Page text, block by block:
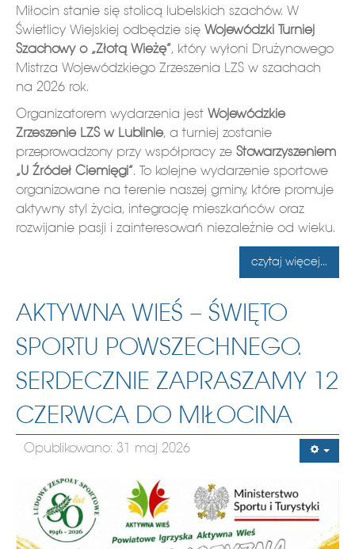
Miłocin stanie się stolicą lubelskich szachów. W
Świetlicy Wiejskiej odbędzie się Wojewódzki Turniej
Szachowy o „Złotą Wieżę”, który wyłoni Drużynowego
Mistrza Wojewódzkiego Zrzeszenia LZS w szachach
na 2026 rok.
Organizatorem wydarzenia jest Wojewódzkie
Zrzeszenie LZS w Lublinie, a turniej zostanie
przeprowadzony przy współpracy ze Stowarzyszeniem
„U Źródeł Ciemięgi”. To kolejne wydarzenie sportowe
organizowane na terenie naszej gminy, które promuje
aktywny styl życia, integrację mieszkańców oraz
rozwijanie pasji i zainteresowań niezależnie od wieku.
czytaj więcej...
AKTYWNA WIEŚ – ŚWIĘTO
SPORTU POWSZECHNEGO.
SERDECZNIE ZAPRASZAMY 12
CZERWCA DO MIŁOCINA
Opublikowano: 31 maj 2026